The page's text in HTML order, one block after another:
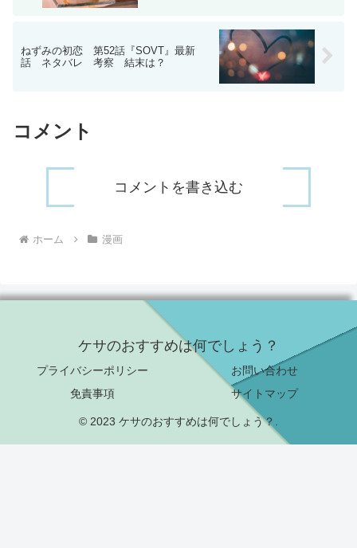
ねずみの初恋 第52話『SOVT』最新
話 ネタバレ 考察 結末は？
コメント
コメントを書き込む
ホーム 漫画
ケサのおすすめは何でしょう？
プライバシーポリシー
お問い合わせ
免責事項
サイトマップ
© 2023 ケサのおすすめは何でしょう？.